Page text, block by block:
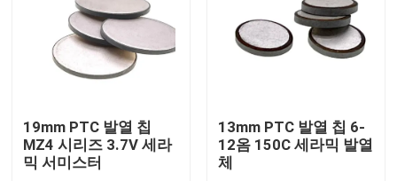
19mm PTC 발열 칩
MZ4 시리즈 3.7V 세라
믹 서미스터
13mm PTC 발열 칩 6-
12옴 150C 세라믹 발열
체